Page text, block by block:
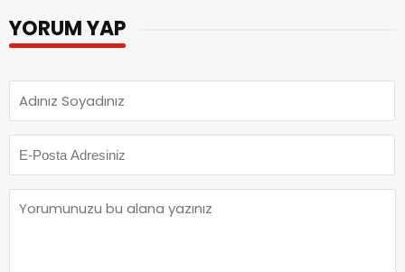
YORUM YAP